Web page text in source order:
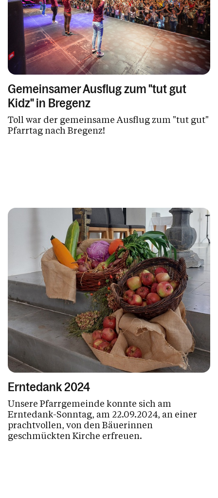
Gemeinsamer Ausflug zum "tut gut
Kidz" in Bregenz
Toll war der gemeinsame Ausflug zum "tut gut"
Pfarrtag nach Bregenz!
Erntedank 2024
Unsere Pfarrgemeinde konnte sich am
Erntedank-Sonntag, am 22.09.2024, an einer
prachtvollen, von den Bäuerinnen
geschmückten Kirche erfreuen.